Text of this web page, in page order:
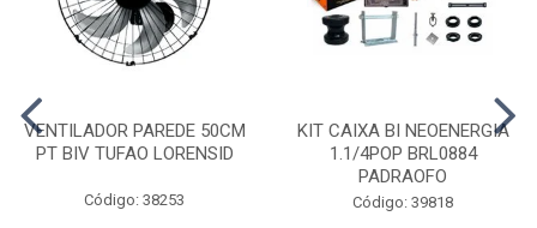
VENTILADOR PAREDE 50CM
PT BIV TUFAO LORENSID
Código: 38253
KIT CAIXA BI NEOENERGIA
1.1/4POP BRL0884
PADRAOFO
Código: 39818